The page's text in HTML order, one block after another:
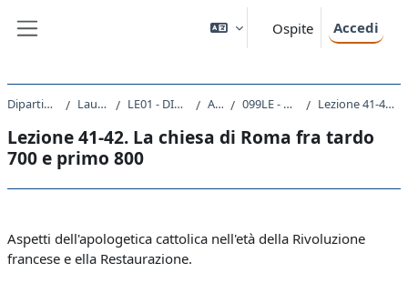
Ospite Accedi
Dipartimento di Studi Umanistici Laurea triennale (DM270) LE01 - DISCIPLINE STORICHE E FILOSOFICHE A.A. 2021 - 2022 099LE - STORIA DEL CRISTIANESIMO 2021 Lezione 41-42. La chiesa di Roma fra tardo 700 e primo 800
Lezione 41-42. La chiesa di Roma fra tardo
700 e primo 800
Schema della sezione
Aspetti dell'apologetica cattolica nell'età della Rivoluzione
francese e ella Restaurazione.